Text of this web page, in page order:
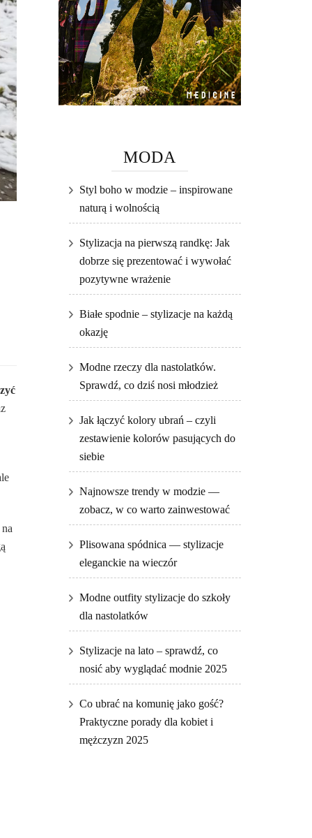
MODA
Styl boho w modzie – inspirowane
naturą i wolnością
Stylizacja na pierwszą randkę: Jak
dobrze się prezentować i wywołać
pozytywne wrażenie
Białe spodnie – stylizacje na każdą
okazję
Modne rzeczy dla nastolatków.
Sprawdź, co dziś nosi młodzież
Jak łączyć kolory ubrań – czyli
zestawienie kolorów pasujących do
siebie
Najnowsze trendy w modzie —
zobacz, w co warto zainwestować
Plisowana spódnica — stylizacje
eleganckie na wieczór
Modne outfity stylizacje do szkoły
dla nastolatków
Stylizacje na lato – sprawdź, co
nosić aby wyglądać modnie 2025
Co ubrać na komunię jako gość?
Praktyczne porady dla kobiet i
mężczyzn 2025